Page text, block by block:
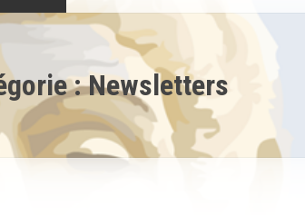
:Newsletters